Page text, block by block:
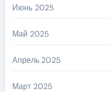
Июнь 2025
Май 2025
Апрель 2025
Март 2025